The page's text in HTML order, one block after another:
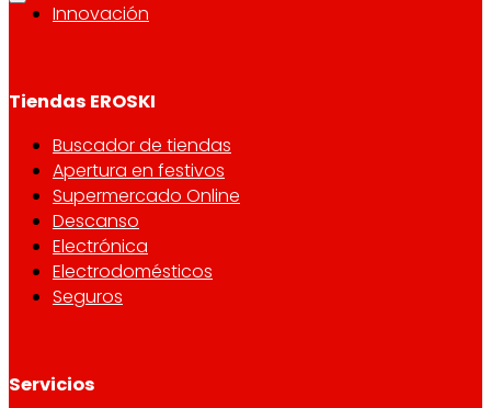
Innovación
Tiendas EROSKI
Buscador de tiendas
Apertura en festivos
Supermercado Online
Descanso
Electrónica
Electrodomésticos
Seguros
Servicios